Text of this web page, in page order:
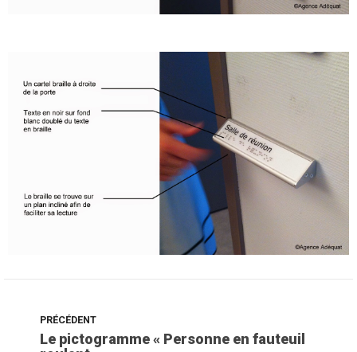
PRÉCÉDENT
Le pictogramme « Personne en fauteuil